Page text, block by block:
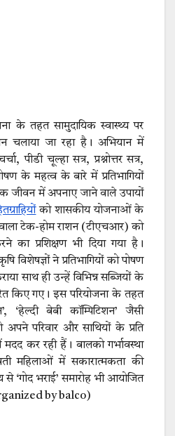
के तहत सामुदायिक स्वास्थ्य पर
चलाया जा रहा है। अभियान में
पीडी चूल्हा सत्र, प्रश्नोत्तर सत्र,
के महत्व के बारे में प्रतिभागियों
में अपनाए जाने वाले उपायों
को शासकीय योजनाओं के
वाला टेक-होम राशन (टीएचआर) को
का प्रशिक्षण भी दिया गया है।
विशेषज्ञों ने प्रतिभागियों को पोषण
साथ ही उन्हें विभिन्न सब्जियों के
किए गए। इस परियोजना के तहत
‘हेल्दी बेबी कॉम्पिटिशन’ जैसी
को अपने परिवार और साथियों के प्रति
कर रही हैं। बालको गर्भावस्था
महिलाओं में सकारात्मकता की
से ‘गोद भराई’ समारोह भी आयोजित
by balco)